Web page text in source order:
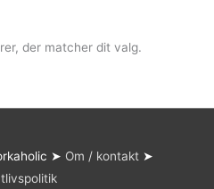
der matcher dit valg.
➤ Om / kontakt➤